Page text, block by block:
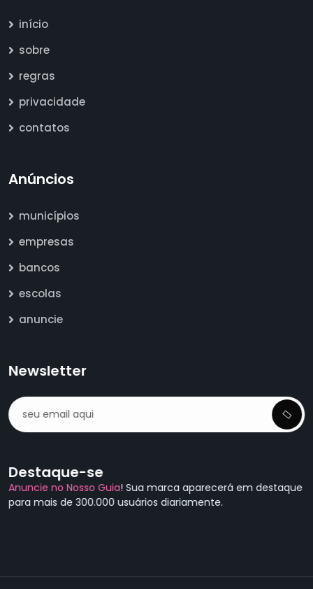
início
sobre
regras
privacidade
contatos
Anúncios
municípios
empresas
bancos
escolas
anuncie
Newsletter
Destaque-se
Anuncie no Nosso Guia! Sua marca aparecerá em destaque
para mais de 300.000 usuários diariamente.